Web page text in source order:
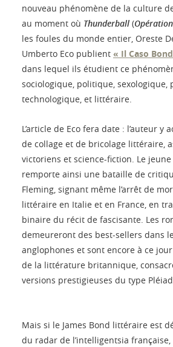
nouveau phénomène de la culture
au moment où Thunderball (
les foules du monde entier, Oreste
Umberto Eco publient « Il Caso
dans lequel ils étudient ce
sociologique, politique, sexologique,
technologique, et littéraire.
L’article de Eco fera date : l’auteur y
de collage et de bricolage littéraire,
victoriens et science-fiction. Le
remporte ainsi une bataille de
Fleming, signant même l’arrêt de
littéraire en Italie et en France, en
binaire du récit de fascisante. Les
demeureront des best-sellers dans
anglophones et sont encore à ce
de la littérature britannique,
versions prestigieuses du type
Mais si le James Bond littéraire est
du radar de l’intelligentsia